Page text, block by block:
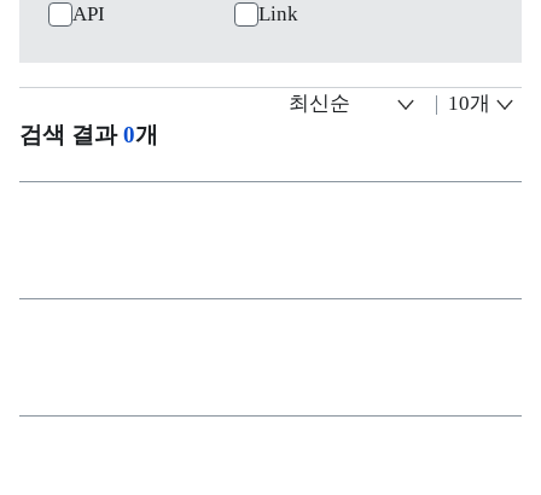
API
Link
검색 결과0개